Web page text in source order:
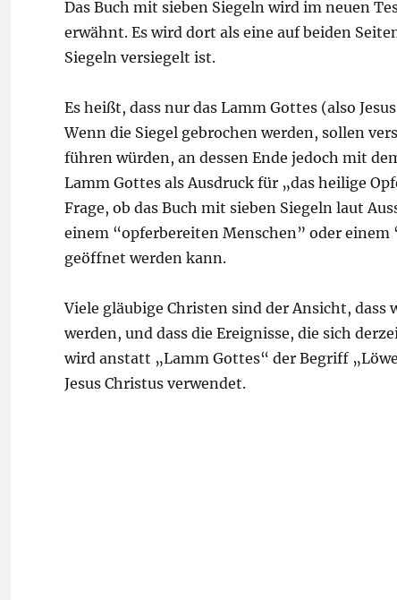
Das Buch mit sieben Siegeln wird im neuen
erwähnt. Es wird dort als eine auf beiden
Siegeln versiegelt ist.
Es heißt, dass nur das Lamm Gottes (also
Wenn die Siegel gebrochen werden, sollen
führen würden, an dessen Ende jedoch mit
Lamm Gottes als Ausdruck für „das heilige
Frage, ob das Buch mit sieben Siegeln laut
einem “opferbereiten Menschen” oder
geöffnet werden kann.
Viele gläubige Christen sind der Ansicht,
werden, und dass die Ereignisse, die sich
wird anstatt „Lamm Gottes“ der Begriff
Jesus Christus verwendet.